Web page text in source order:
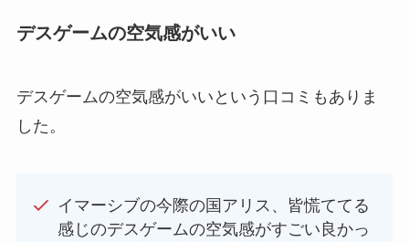
デスゲームの空気感がいい
デスゲームの空気感がいいという口コミもありま
した。
イマーシブの今際の国アリス、皆慌ててる
感じのデスゲームの空気感がすごい良かっ